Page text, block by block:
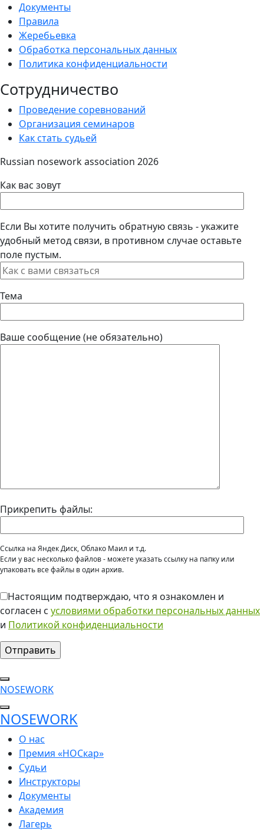
Документы
Правила
Жеребьевка
Обработка персональных данных
Политика конфиденциальности
Сотрудничество
Проведение соревнований
Организация семинаров
Как стать судьей
Russian nosework association 2026
Как вас зовут
Если Вы хотите получить обратную связь - укажите
удобный метод связи, в противном случае оставьте
поле пустым.
Тема
Ваше сообщение (не обязательно)
Прикрепить файлы:
Cсылка на Яндек Диск, Облако Маил и т.д.
Если у вас несколько файлов - можете указать ссылку на папку или
упаковать все файлы в один архив.
Настоящим подтверждаю, что я ознакомлен и
согласен с условиями обработки персональных данных
и Политикой конфиденциальности
NOSEWORK
NOSEWORK
О нас
Премия «НОСкар»
Судьи
Инструкторы
Документы
Академия
Лагерь